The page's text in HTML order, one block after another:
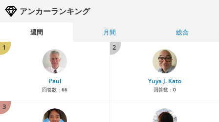
アンカーランキング
週間 月間
総合
1
Paul
回答数： 66
2
Yuya J. Kato
回答数： 0
3